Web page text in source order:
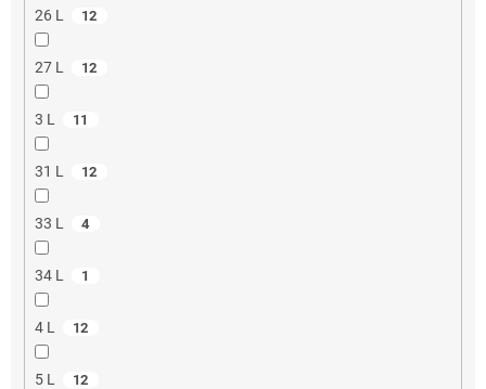
26 L 12
27 L 12
3 L 11
31 L 12
33 L 4
34 L 1
4 L 12
5 L 12